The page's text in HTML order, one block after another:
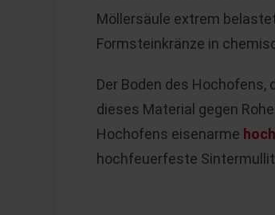
Möllersäule extrem
Formsteinkränze in
Der Boden des
dieses Material gegen
Hochofens eisenarme
hochfeuerfeste